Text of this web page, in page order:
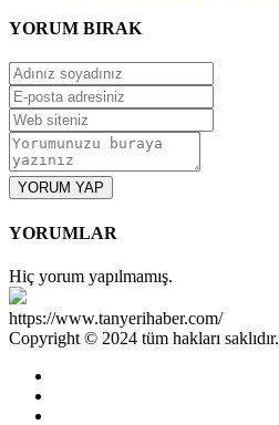
YORUM BIRAK
YORUM YAP
YORUMLAR
Hiç yorum yapılmamış.
https://www.tanyerihaber.com/
Copyright © 2024 tüm hakları saklıdır.